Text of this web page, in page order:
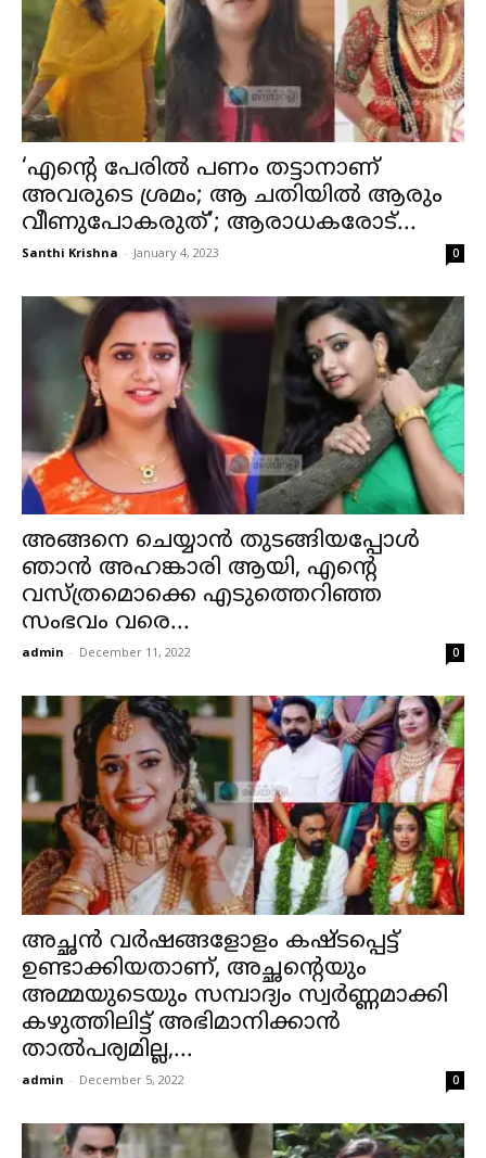
‘എന്റെ പേരില്‍ പണം തട്ടാനാണ്
അവരുടെ ശ്രമം; ആ ചതിയില്‍ ആരും
വീണുപോകരുത്’; ആരാധകരോട്...
Santhi Krishna - January 4, 2023 0
അങ്ങനെ ചെയ്യാൻ തുടങ്ങിയപ്പോൾ
ഞാൻ അഹങ്കാരി ആയി, എന്റെ
വസ്ത്രമൊക്കെ എടുത്തെറിഞ്ഞ
സംഭവം വരെ...
admin - December 11, 2022 0
അച്ഛൻ വർഷങ്ങളോളം കഷ്ടപ്പെട്ട്
ഉണ്ടാക്കിയതാണ്, അച്ഛന്റെയും
അമ്മയുടെയും സമ്പാദ്യം സ്വർണ്ണമാക്കി
കഴുത്തിലിട്ട് അഭിമാനിക്കാൻ
താൽപര്യമില്ല,...
admin - December 5, 2022 0